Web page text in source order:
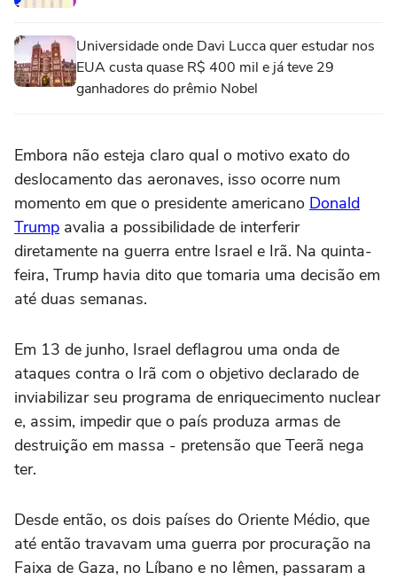
Universidade onde Davi Lucca quer estudar nos
EUA custa quase R$ 400 mil e já teve 29
ganhadores do prêmio Nobel
Embora não esteja claro qual o motivo exato do
deslocamento das aeronaves, isso ocorre num
momento em que o presidente americano Donald
Trump avalia a possibilidade de interferir
diretamente na guerra entre Israel e Irã. Na quinta-
feira, Trump havia dito que tomaria uma decisão em
até duas semanas.
Em 13 de junho, Israel deflagrou uma onda de
ataques contra o Irã com o objetivo declarado de
inviabilizar seu programa de enriquecimento nuclear
e, assim, impedir que o país produza armas de
destruição em massa - pretensão que Teerã nega
ter.
Desde então, os dois países do Oriente Médio, que
até então travavam uma guerra por procuração na
Faixa de Gaza, no Líbano e no Iêmen, passaram a